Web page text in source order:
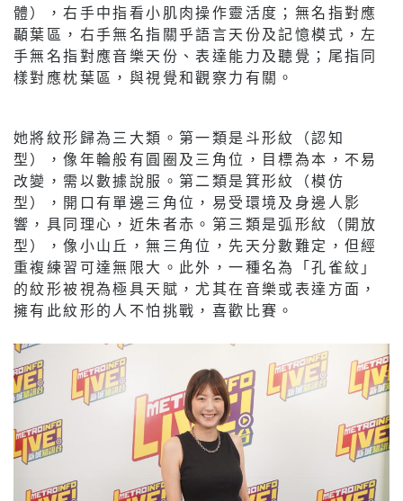
體），右手中指看小肌肉操作靈活度；無名指對應
顳葉區，右手無名指關乎語言天份及記憶模式，左
手無名指對應音樂天份、表達能力及聽覺；尾指同
樣對應枕葉區，與視覺和觀察力有關。
她將紋形歸為三大類。第一類是斗形紋（認知
型），像年輪般有圓圈及三角位，目標為本，不易
改變，需以數據說服。第二類是箕形紋（模仿
型），開口有單邊三角位，易受環境及身邊人影
響，具同理心，近朱者赤。第三類是弧形紋（開放
型），像小山丘，無三角位，先天分數難定，但經
重複練習可達無限大。此外，一種名為「孔雀紋」
的紋形被視為極具天賦，尤其在音樂或表達方面，
擁有此紋形的人不怕挑戰，喜歡比賽。